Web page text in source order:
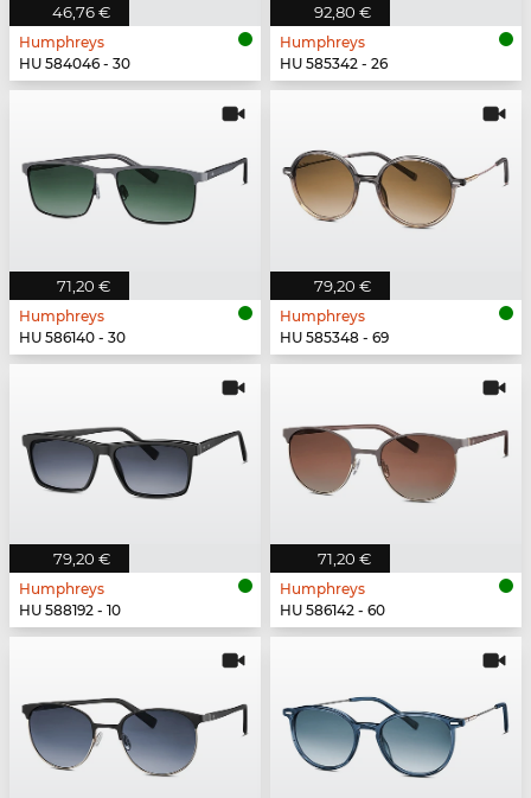
46,76 €
Humphreys
HU 584046 - 30
92,80 €
Humphreys
HU 585342 - 26
71,20 €
Humphreys
HU 586140 - 30
79,20 €
Humphreys
HU 585348 - 69
79,20 €
Humphreys
HU 588192 - 10
71,20 €
Humphreys
HU 586142 - 60